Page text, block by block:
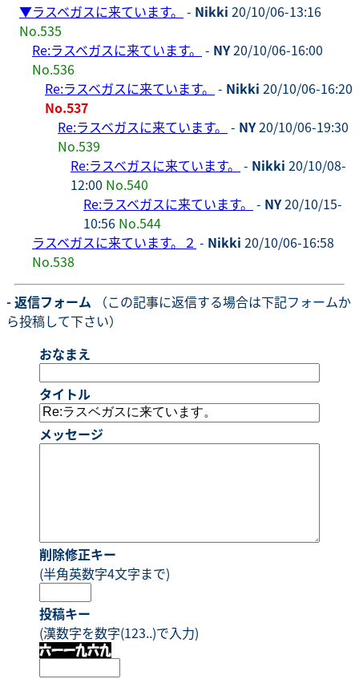
▼ラスベガスに来ています。 - Nikki 20/10/06-13:16
No.535
Re:ラスベガスに来ています。 - NY20/10/06-16:00
No.536
Re:ラスベガスに来ています。 - Nikki 20/10/06-16:20
No.537
Re:ラスベガスに来ています。 - NY20/10/06-19:30
No.539
Re:ラスベガスに来ています。 - Nikki 20/10/08-
12:00 No.540
Re:ラスベガスに来ています。 - NY20/10/15-
10:56 No.544
ラスベガスに来ています。２ - Nikki 20/10/06-16:58
No.538
- 返信フォーム （この記事に返信する場合は下記フォームか
ら投稿して下さい）
おなまえ
タイトル
メッセージ
削除修正キー
(半角英数字4文字まで)
投稿キー
(漢数字を数字(123..)で入力)